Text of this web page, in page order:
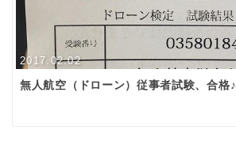
2017.02.02
無人航空（ドローン）従事者試験、合格♪